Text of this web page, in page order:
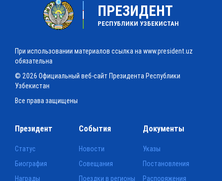
ПРЕЗИДЕНТ
РЕСПУБЛИКИ УЗБЕКИСТАН
При использовании материалов ссылка на www.president.uz
обязательна
© 2026 Официальный веб-сайт Президента Республики
Узбекистан
Все права защищены
Президент
Статус
Биография
Награды
События
Новости
Совещания
Поездки в регионы
Документы
Указы
Постановления
Распоряжения